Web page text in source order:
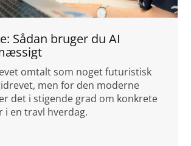
Sådan bruger du AI
omtalt som noget futuristisk
men for den moderne
det i stigende grad om konkrete
i en travl hverdag.